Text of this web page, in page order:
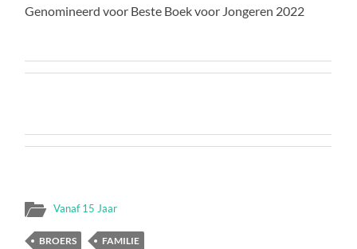
Genomineerd voor Beste Boek voor Jongeren 2022
Vanaf 15 Jaar
BROERS
FAMILIE